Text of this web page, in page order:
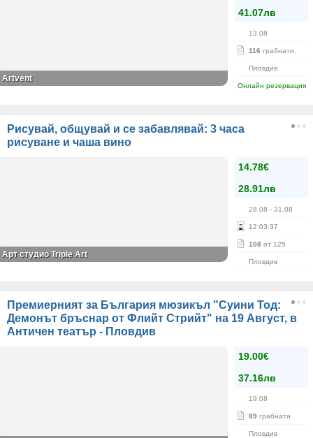
41.07лв
13.08
116 грабнати
Пловдив
Онлайн резервация
Artvent
Рисувай, общувай и се забавлявай: 3 часа
рисуване и чаша вино
14.78€
28.91лв
28.08 - 31.08
12:03:36
108 от 125
Пловдив
Арт студио Triple Art
Премиерният за България мюзикъл "Суини Тод:
Демонът бръснар от Флийт Стрийт" на 19 Август, в
Античен театър - Пловдив
19.00€
37.16лв
19.08
89 грабнати
Пловдив